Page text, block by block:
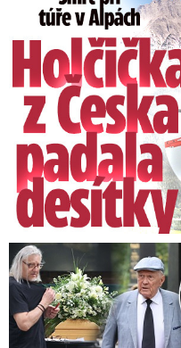
Speciální řečníci nad rakví